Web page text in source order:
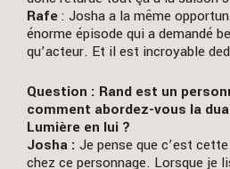
Rafe: Josha a la même
énorme épisode qui a demandé
qu’acteur. Et il est incroyable
Question : Rand est un
comment abordez-vous la
Lumière en lui ?
Josha : Je pense que c’est
chez ce personnage. Lorsque je